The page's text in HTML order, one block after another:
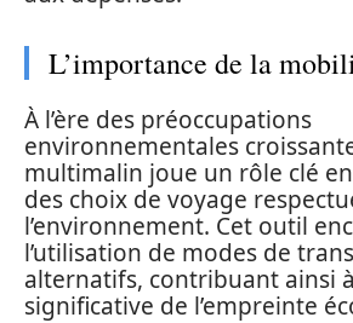
L’importance de la
À l’ère des préoccupations
environnementales
multimalin joue un rôle clé
des choix de voyage
l’environnement. Cet outil
l’utilisation de modes de
alternatifs, contribuant ainsi
significative de l’empreinte